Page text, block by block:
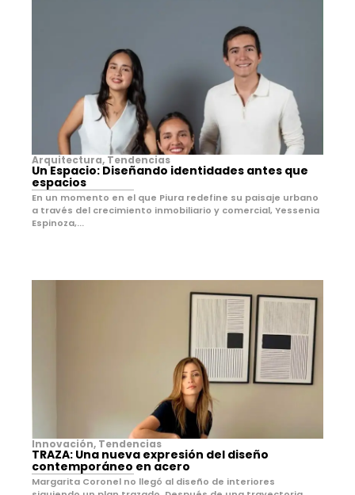
Arquitectura, Tendencias
Un Espacio: Diseñando identidades antes que
espacios
En un momento en el que Piura redefine su paisaje urbano
a través del crecimiento inmobiliario y comercial, Yessenia
Espinoza,...
Innovación, Tendencias
TRAZA: Una nueva expresión del diseño
contemporáneo en acero
Margarita Coronel no llegó al diseño de interiores